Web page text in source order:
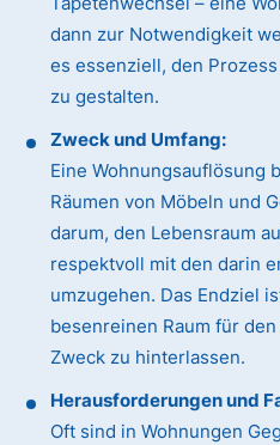
dann zur Notwendigkeit
es essenziell, den
zu gestalten.
Zweck und Umfang:
Eine Wohnungsauflösung
Räumen von Möbeln und
darum, den Lebensraum
respektvoll mit den darin
umzugehen. Das Endziel
besenreinen Raum für
Zweck zu hinterlassen.
Herausforderungen und
Oft sind in Wohnungen